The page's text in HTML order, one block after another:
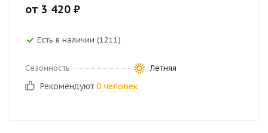
от 3 420 ₽
Есть в наличии (1211)
Сезонность Летняя
Рекомендуют 0 человек